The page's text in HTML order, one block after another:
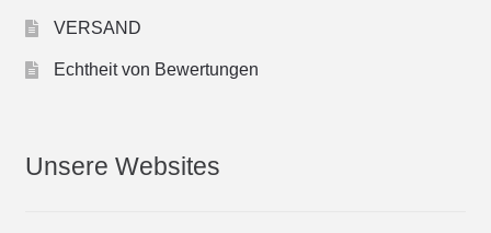
VERSAND
Echtheit von Bewertungen
Unsere Websites